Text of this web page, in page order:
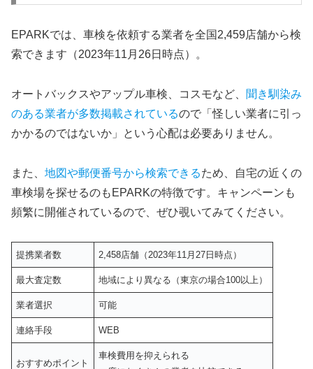
EPARKでは、車検を依頼する業者を全国2,459店舗から検
索できます（2023年11月26日時点）。
オートバックスやアップル車検、コスモなど、 聞き馴染み
のある業者が多数掲載されているので「怪しい業者に引っ
かかるのではないか」という心配は必要ありません。
また、 地図や郵便番号から検索できるため、自宅の近くの
車検場を探せるのもEPARKの特徴です。キャンペーンも
頻繁に開催されているので、ぜひ覗いてみてください。
提携業者数 2,458店舗（2023年11月27日時点）
最大査定数 地域により異なる（東京の場合100以上）
業者選択 可能
連絡手段 WEB
おすすめポイント
車検費用を抑えられる